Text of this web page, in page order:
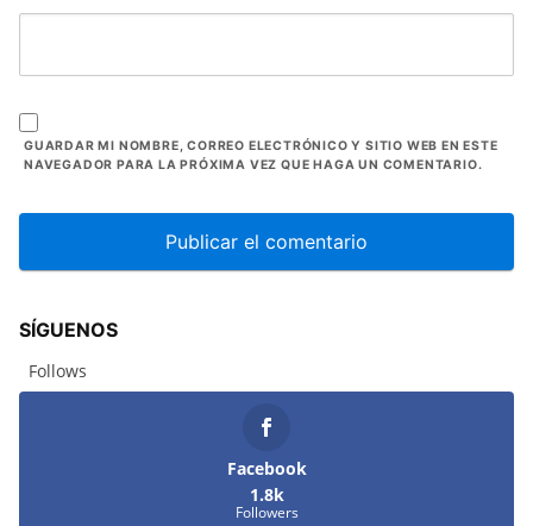
GUARDAR MI NOMBRE, CORREO ELECTRÓNICO Y SITIO WEB EN ESTE
NAVEGADOR PARA LA PRÓXIMA VEZ QUE HAGA UN COMENTARIO.
SÍGUENOS
Follows
Facebook
1.8k
Followers